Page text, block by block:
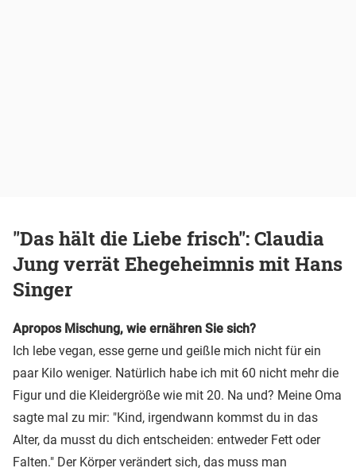
"Das hält die Liebe frisch": Claudia
Jung verrät Ehegeheimnis mit Hans
Singer
Apropos Mischung, wie ernähren Sie sich?
Ich lebe vegan, esse gerne und geißle mich nicht für ein
paar Kilo weniger. Natürlich habe ich mit 60 nicht mehr die
Figur und die Kleidergröße wie mit 20. Na und? Meine Oma
sagte mal zu mir: "Kind, irgendwann kommst du in das
Alter, da musst du dich entscheiden: entweder Fett oder
Falten." Der Körper verändert sich, das muss man